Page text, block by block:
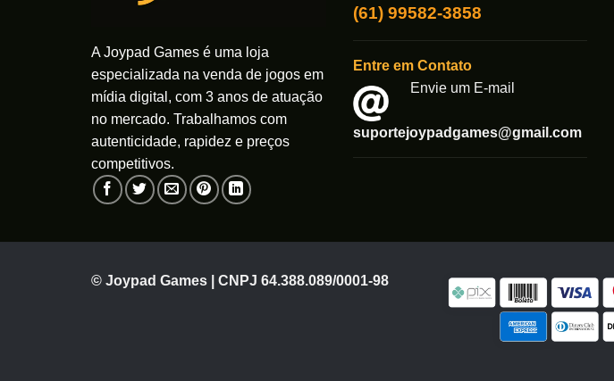
na
página
do
A Joypad Games é uma loja
especializada na venda de jogos em
mídia digital, com 3 anos de atuação
no mercado. Trabalhamos com
autenticidade, rapidez e preços
competitivos.
(61) 99582-3858
Entre em Contato
Envie um E-mail
suportejoypadgames@gmail.com
© Joypad Games | CNPJ 64.388.089/0001-98